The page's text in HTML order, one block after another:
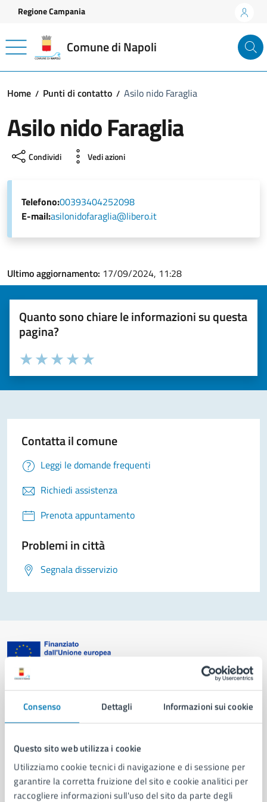
Consenso Dettagli Informazioni sui cookie
Questo sito web utilizza i cookie
Utilizziamo cookie tecnici di navigazione e di sessione per
garantire la corretta fruizione del sito e cookie analitici per
raccogliere informazioni sull'uso del sito da parte degli
Vai ai contenuti
Vai al footer
Regione Campania
Comune di Napoli
Home Punti di contatto Asilo nido Faraglia
Asilo nido Faraglia
Condividi Vedi azioni
Telefono:00393404252098
E-mail:asilonidofaraglia@libero.it
Ultimo aggiornamento: 17/09/2024, 11:28
Quanto sono chiare le informazioni su questa
pagina?
Valuta la chiarezza delle informazioni (da 1 a 5 stelle)
Seleziona il numero di stelle per valutare la chiarezza delle
Valuta 5 stelle su 5
Valuta 4 stelle su 5
Valuta 3 stelle su 5
Valuta 2 stelle su 5
Valuta 1 stelle su 5
Contatta il comune
Leggi le domande frequenti
Richiedi assistenza
Prenota appuntamento
Problemi in città
Segnala disservizio
AMMINISTRAZIONE
Organi di governo
Municipalità
Uffici
Enti e fondazioni